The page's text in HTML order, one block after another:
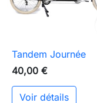
Tandem Journée
40,00 €
Voir détails